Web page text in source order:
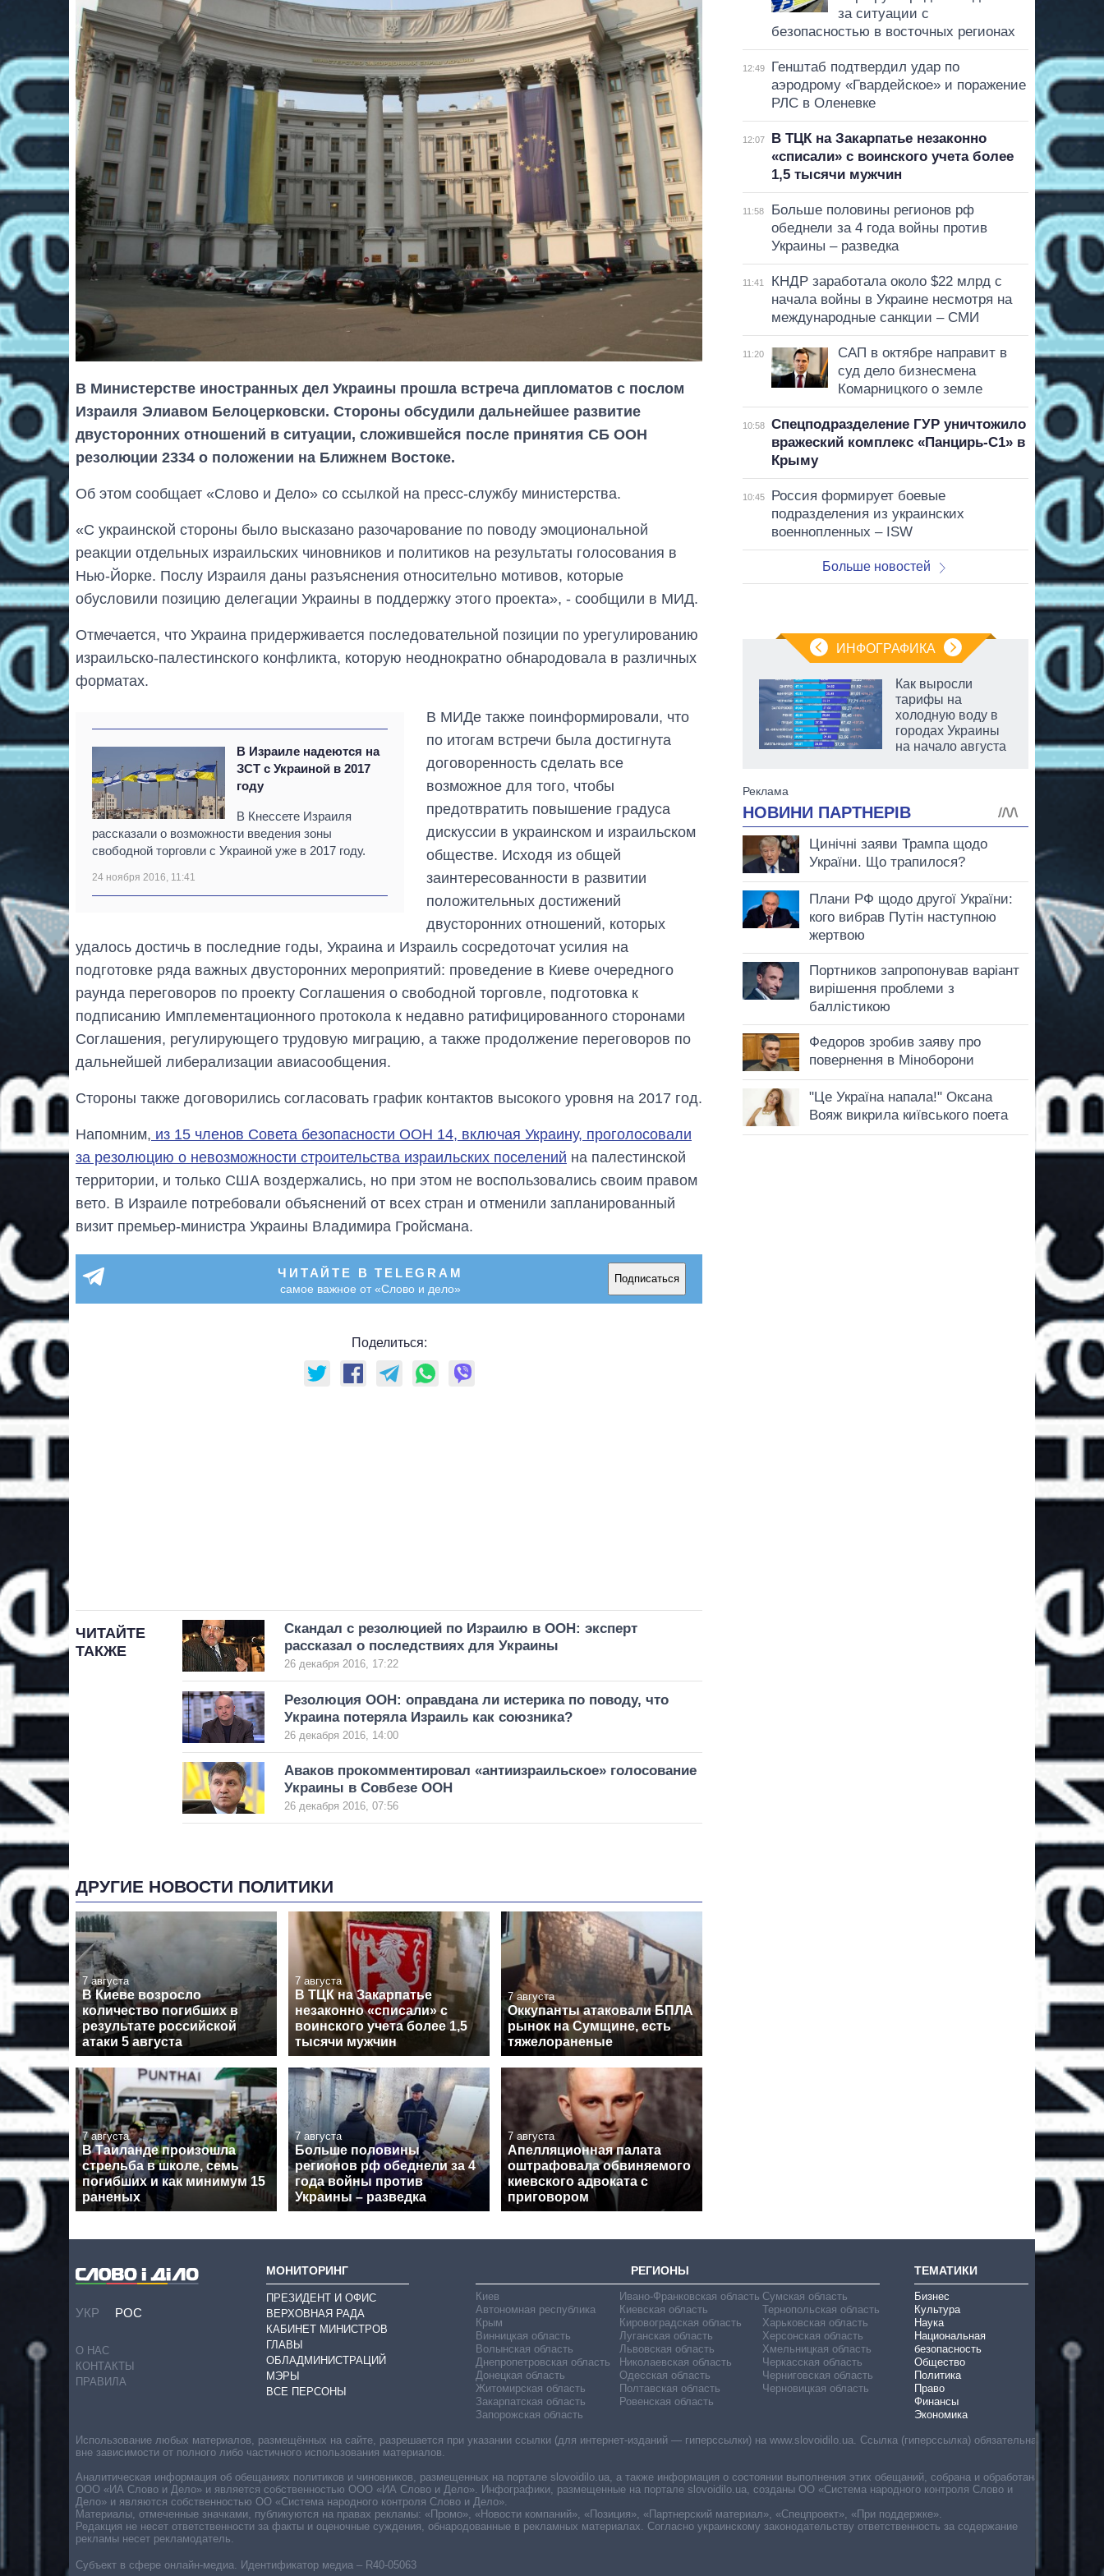
В Министерстве иностранных дел Украины прошла встреча дипломатов с послом
Израиля Элиавом Белоцерковски. Стороны обсудили дальнейшее развитие
двусторонних отношений в ситуации, сложившейся после принятия СБ ООН
резолюции 2334 о положении на Ближнем Востоке.
Об этом сообщает «Слово и Дело» со ссылкой на пресс-службу министерства.
«С украинской стороны было высказано разочарование по поводу эмоциональной
реакции отдельных израильских чиновников и политиков на результаты голосования в
Нью-Йорке. Послу Израиля даны разъяснения относительно мотивов, которые
обусловили позицию делегации Украины в поддержку этого проекта», - сообщили в МИД.
Отмечается, что Украина придерживается последовательной позиции по урегулированию
израильско-палестинского конфликта, которую неоднократно обнародовала в различных
форматах.
В Израиле надеются на
ЗСТ с Украиной в 2017
году
В Кнессете Израиля
рассказали о возможности введения зоны
свободной торговли с Украиной уже в 2017 году.
24 ноября 2016, 11:41
В МИДе также поинформировали, что
по итогам встречи была достигнута
договоренность сделать все
возможное для того, чтобы
предотвратить повышение градуса
дискуссии в украинском и израильском
обществе. Исходя из общей
заинтересованности в развитии
положительных достижений
двусторонних отношений, которых
удалось достичь в последние годы, Украина и Израиль сосредоточат усилия на
подготовке ряда важных двусторонних мероприятий: проведение в Киеве очередного
раунда переговоров по проекту Соглашения о свободной торговле, подготовка к
подписанию Имплементационного протокола к недавно ратифицированного сторонами
Соглашения, регулирующего трудовую миграцию, а также продолжение переговоров по
дальнейшей либерализации авиасообщения.
Стороны также договорились согласовать график контактов высокого уровня на 2017 год.
Напомним, из 15 членов Совета безопасности ООН 14, включая Украину, проголосовали
за резолюцию о невозможности строительства израильских поселений на палестинской
территории, и только США воздержались, но при этом не воспользовались своим правом
вето. В Израиле потребовали объяснений от всех стран и отменили запланированный
визит премьер-министра Украины Владимира Гройсмана.
ЧИТАЙТЕ В TELEGRAM
самое важное от «Слово и дело»
Подписаться
Поделиться:
ЧИТАЙТЕ
ТАКЖЕ
Скандал с резолюцией по Израилю в ООН: эксперт
рассказал о последствиях для Украины
26 декабря 2016, 17:22
Резолюция ООН: оправдана ли истерика по поводу, что
Украина потеряла Израиль как союзника?
26 декабря 2016, 14:00
Аваков прокомментировал «антиизраильское» голосование
Украины в Совбезе ООН
26 декабря 2016, 07:56
ДРУГИЕ НОВОСТИ ПОЛИТИКИ
7 августа
В Киеве возросло
количество погибших в
результате российской
атаки 5 августа
7 августа
В ТЦК на Закарпатье
незаконно «списали» с
воинского учета более 1,5
тысячи мужчин
7 августа
Оккупанты атаковали БПЛА
рынок на Сумщине, есть
тяжелораненые
7 августа
В Таиланде произошла
стрельба в школе, семь
погибших и как минимум 15
раненых
7 августа
Больше половины
регионов рф обеднели за 4
года войны против
Украины – разведка
7 августа
Апелляционная палата
оштрафовала обвиняемого
киевского адвоката с
приговором
за ситуации с
безопасностью в восточных регионах
12:49
Генштаб подтвердил удар по
аэродрому «Гвардейское» и поражение
РЛС в Оленевке
12:07
В ТЦК на Закарпатье незаконно
«списали» с воинского учета более
1,5 тысячи мужчин
11:58
Больше половины регионов рф
обеднели за 4 года войны против
Украины – разведка
11:41
КНДР заработала около $22 млрд с
начала войны в Украине несмотря на
международные санкции – СМИ
11:20
САП в октябре направит в
суд дело бизнесмена
Комарницкого о земле
10:58
Спецподразделение ГУР уничтожило
вражеский комплекс «Панцирь-С1» в
Крыму
10:45
Россия формирует боевые
подразделения из украинских
военнопленных – ISW
Больше новостей
ИНФОГРАФИКА
количество
бакалавриат,
магистратуру и
Как выросли
тарифы на
холодную воду в
городах Украины
на начало августа
УКР РОС
О НАС
КОНТАКТЫ
ПРАВИЛА
МОНИТОРИНГ
ПРЕЗИДЕНТ И ОФИС
ВЕРХОВНАЯ РАДА
КАБИНЕТ МИНИСТРОВ
ГЛАВЫ
ОБЛАДМИНИСТРАЦИЙ
МЭРЫ
ВСЕ ПЕРСОНЫ
РЕГИОНЫ
Киев
Автономная республика
Крым
Винницкая область
Волынская область
Днепропетровская область
Донецкая область
Житомирская область
Закарпатская область
Запорожская область
Ивано-Франковская область
Киевская область
Кировоградская область
Луганская область
Львовская область
Николаевская область
Одесская область
Полтавская область
Ровенская область
Сумская область
Тернопольская область
Харьковская область
Херсонская область
Хмельницкая область
Черкасская область
Черниговская область
Черновицкая область
ТЕМАТИКИ
Бизнес
Культура
Наука
Национальная
безопасность
Общество
Политика
Право
Финансы
Экономика
Субъект в сфере онлайн-медиа. Идентификатор медиа – R40-05063
Использование любых материалов, размещённых на сайте, разрешается при указании ссылки (для интернет-изданий — гиперссылки) на www.slovoidilo.ua. Ссылка (гиперссылка) обязательна
вне зависимости от полного либо частичного использования материалов.
Аналитическая информация об обещаниях политиков и чиновников, размещенных на портале slovoidilo.ua, а также информация о состоянии выполнения этих обещаний, собрана и обработана
ООО «ИА Слово и Дело» и является собственностью ООО «ИА Слово и Дело». Инфографики, размещенные на портале slovoidilo.ua, созданы ОО «Система народного контроля Слово и
Дело» и являются собственностью ОО «Система народного контроля Слово и Дело».
Материалы, отмеченные значками, публикуются на правах рекламы: «Промо», «Новости компаний», «Позиция», «Партнерский материал», «Спецпроект», «При поддержке».
Редакция не несет ответственности за факты и оценочные суждения, обнародованные в рекламных материалах. Согласно украинскому законодательству ответственность за содержание
рекламы несет рекламодатель.